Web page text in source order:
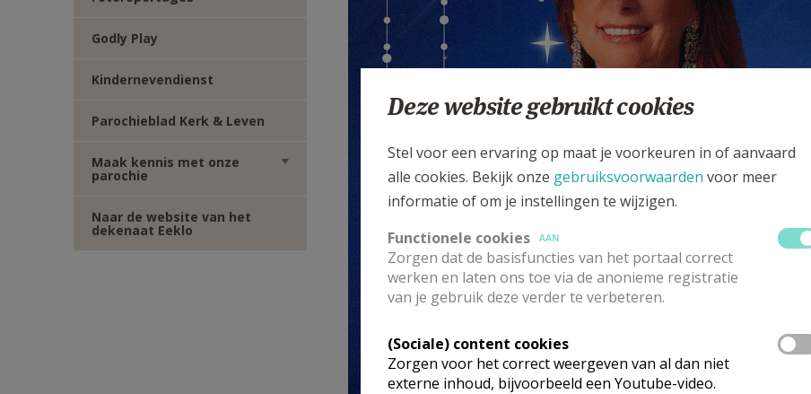
Godly Play
Kindernevendienst
Parochieblad Kerk & Leven
Maak kennis met onze
parochie
Naar de website van het
dekenaat Eeklo
Deze website gebruikt cookies
Stel voor een ervaring op maat je voorkeuren in of aanvaard
alle cookies. Bekijk onze gebruiksvoorwaarden voor meer
informatie of om je instellingen te wijzigen.
Functionele cookies
AAN
Zorgen dat de basisfuncties van het portaal correct
werken en laten ons toe via de anonieme registratie
van je gebruik deze verder te verbeteren.
(Sociale) content cookies
Zorgen voor het correct weergeven van al dan niet
externe inhoud, bijvoorbeeld een Youtube-video.